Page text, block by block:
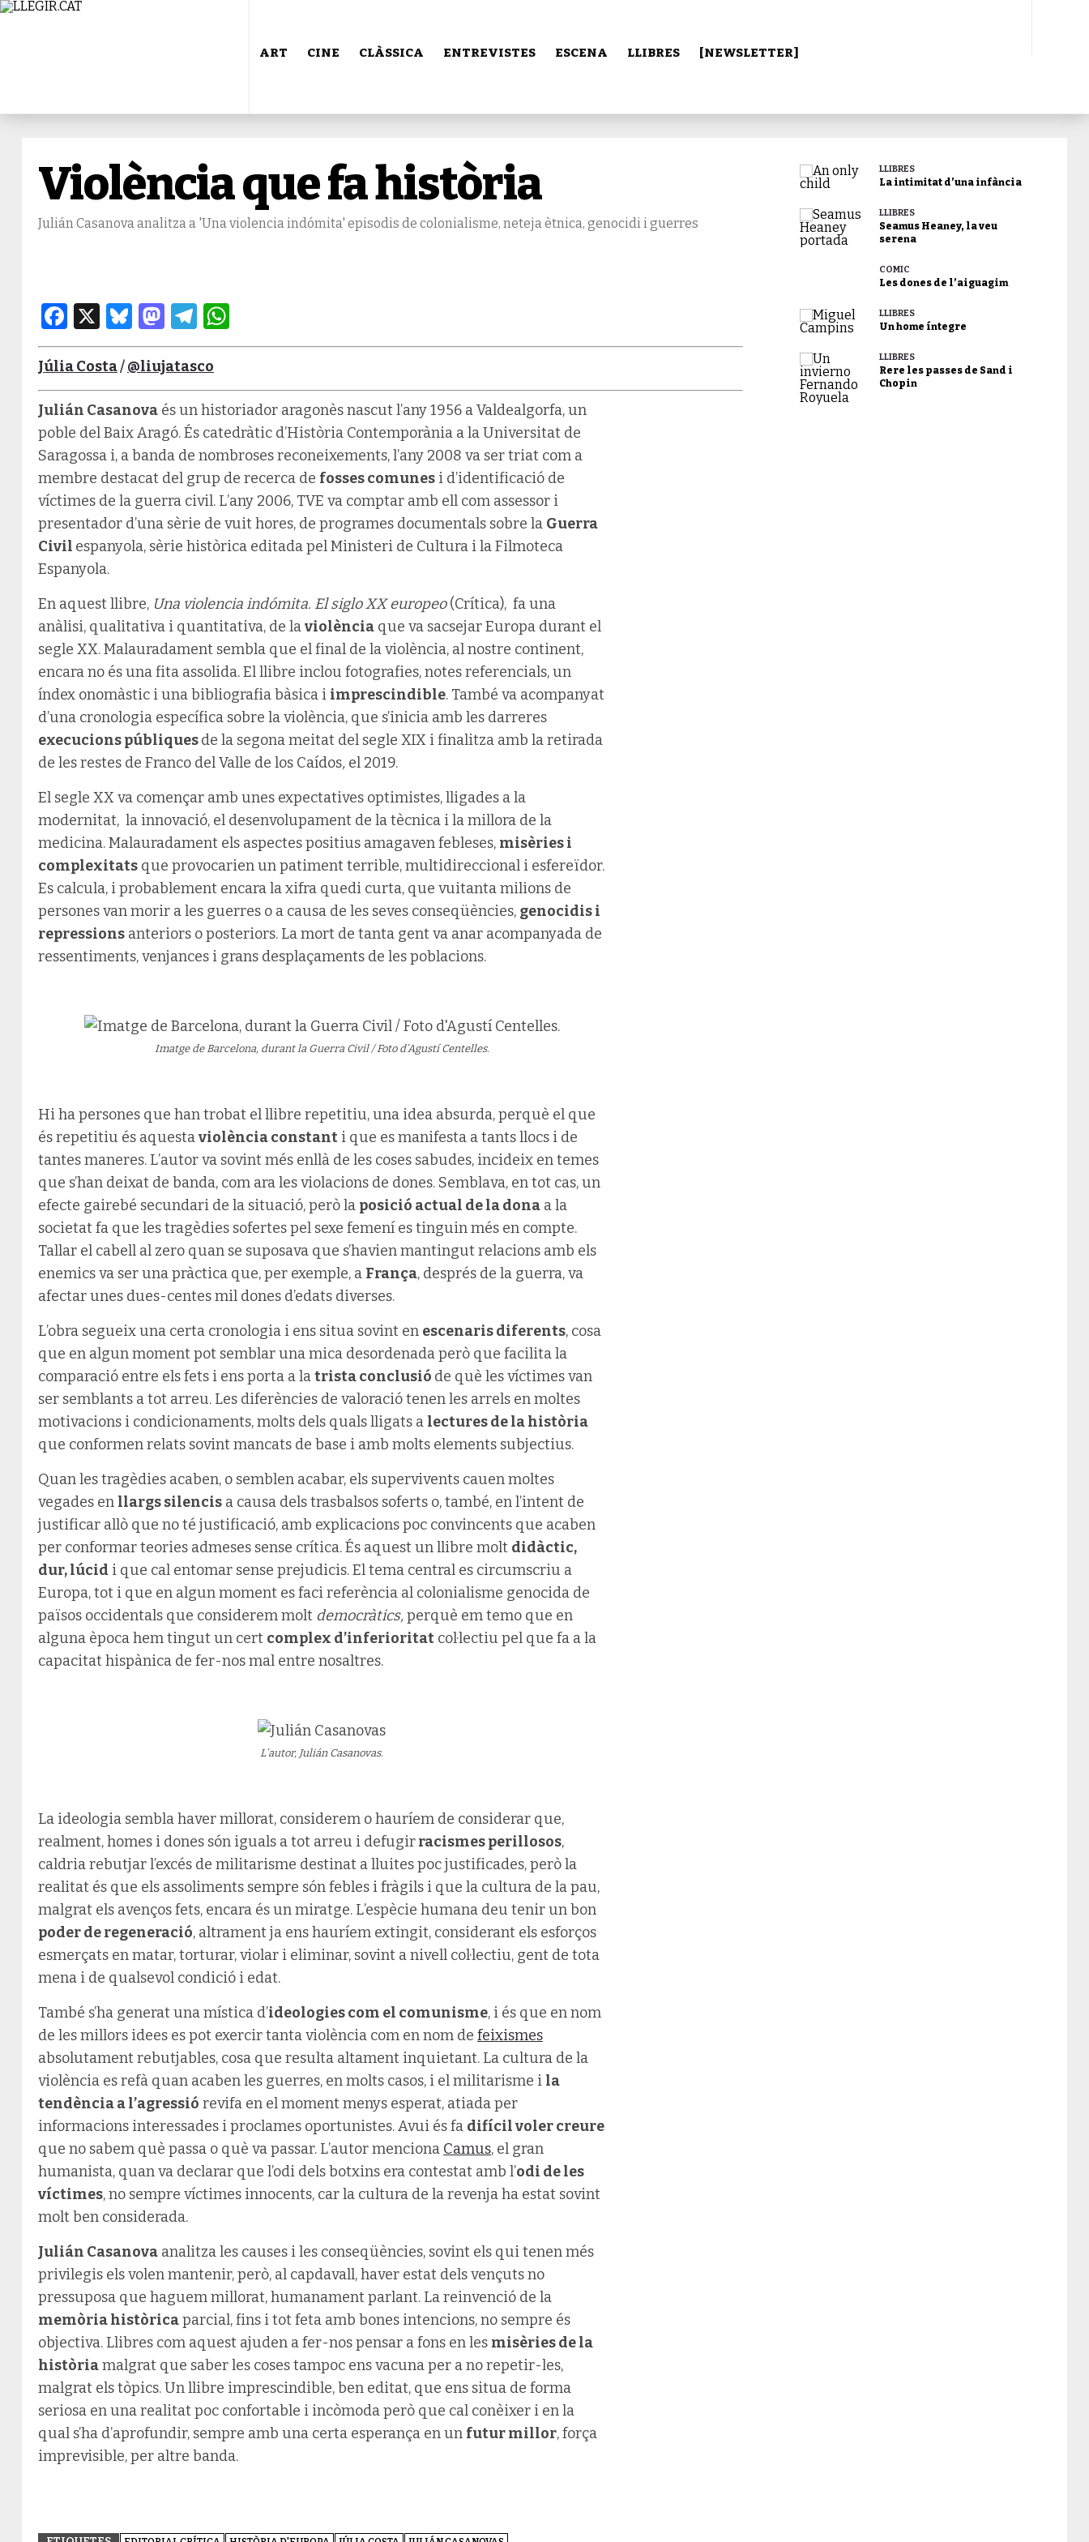
ART CINE CLÀSSICA ENTREVISTES ESCENA LLIBRES [NEWSLETTER]
Violència que fa història
Julián Casanova analitza a 'Una violencia indómita' episodis de colonialisme, neteja ètnica, genocidi i guerres
Facebook
X Bluesky
Mastodon
Telegram
Júlia Costa/@liujatasco
Julián Casanova és un historiador aragonès nascut l’any 1956 a Valdealgorfa, un
poble del Baix Aragó. És catedràtic d’Història Contemporània a la Universitat de
Saragossa i, a banda de nombroses reconeixements, l’any 2008 va ser triat com a
membre destacat del grup de recerca de fosses comunes i d’identificació de
víctimes de la guerra civil. L’any 2006, TVE va comptar amb ell com assessor i
presentador d’una sèrie de vuit hores, de programes documentals sobre la Guerra
Civil espanyola, sèrie històrica editada pel Ministeri de Cultura i la Filmoteca
Espanyola.
En aquest llibre, Una violencia indómita. El siglo XX europeo(Crítica), fa una
anàlisi, qualitativa i quantitativa, de laviolència que va sacsejar Europa durant el
segle XX. Malauradament sembla que el final de la violència, al nostre continent,
encara no és una fita assolida. El llibre inclou fotografies, notes referencials, un
índex onomàstic i una bibliografia bàsica i imprescindible. També va acompanyat
d’una cronologia específica sobre la violència, que s’inicia amb les darreres
execucions públiquesde la segona meitat del segle XIX i finalitza amb la retirada
de les restes de Franco del Valle de los Caídos, el 2019.
El segle XX va començar amb unes expectatives optimistes, lligades a la
modernitat, la innovació, el desenvolupament de la tècnica i la millora de la
medicina. Malauradament els aspectes positius amagaven febleses, misèries i
complexitats que provocarien un patiment terrible, multidireccional i esfereïdor.
Es calcula, i probablement encara la xifra quedi curta, que vuitanta milions de
persones van morir a les guerres o a causa de les seves conseqüències, genocidis i
repressions anteriors o posteriors. La mort de tanta gent va anar acompanyada de
ressentiments, venjances i grans desplaçaments de les poblacions.
Imatge de Barcelona, durant la Guerra Civil / Foto d’Agustí Centelles.
Hi ha persones que han trobat el llibre repetitiu, una idea absurda, perquè el que
és repetitiu és aquestaviolència constant i que es manifesta a tants llocs i de
tantes maneres. L’autor va sovint més enllà de les coses sabudes, incideix en temes
que s’han deixat de banda, com ara les violacions de dones. Semblava, en tot cas, un
efecte gairebé secundari de la situació, però la posició actual de la dona a la
societat fa que les tragèdies sofertes pel sexe femení es tinguin més en compte.
Tallar el cabell al zero quan se suposava que s’havien mantingut relacions amb els
enemics va ser una pràctica que, per exemple, a França, després de la guerra, va
afectar unes dues-centes mil dones d’edats diverses.
L’obra segueix una certa cronologia i ens situa sovint en escenaris diferents, cosa
que en algun moment pot semblar una mica desordenada però que facilita la
comparació entre els fets i ens porta a latrista conclusió de què les víctimes van
ser semblants a tot arreu. Les diferències de valoració tenen les arrels en moltes
motivacions i condicionaments, molts dels quals lligats a lectures de la història
que conformen relats sovint mancats de base i amb molts elements subjectius.
Quan les tragèdies acaben, o semblen acabar, els supervivents cauen moltes
vegades en llargs silencis a causa dels trasbalsos soferts o, també, en l’intent de
justificar allò que no té justificació, amb explicacions poc convincents que acaben
per conformar teories admeses sense crítica. És aquest un llibre molt didàctic,
dur, lúcid i que cal entomar sense prejudicis. El tema central es circumscriu a
Europa, tot i que en algun moment es faci referència al colonialisme genocida de
països occidentals que considerem molt democràtics,perquè em temo que en
alguna època hem tingut un cert complex d’inferioritat col·lectiu pel que fa a la
capacitat hispànica de fer-nos mal entre nosaltres.
L’autor, Julián Casanovas.
La ideologia sembla haver millorat, considerem o hauríem de considerar que,
realment, homes i dones són iguals a tot arreu i defugirracismes perillosos,
caldria rebutjar l’excés de militarisme destinat a lluites poc justificades, però la
realitat és que els assoliments sempre són febles i fràgils i que la cultura de la pau,
malgrat els avenços fets, encara és un miratge. L’espècie humana deu tenir un bon
poder de regeneració, altrament ja ens hauríem extingit, considerant els esforços
esmerçats en matar, torturar, violar i eliminar, sovint a nivell col·lectiu, gent de tota
mena i de qualsevol condició i edat.
També s’ha generat una mística d’ideologies com el comunisme, i és que en nom
de les millors idees es pot exercir tanta violència com en nom de feixismes
absolutament rebutjables, cosa que resulta altament inquietant. La cultura de la
violència es refà quan acaben les guerres, en molts casos, i el militarisme i la
tendència a l’agressió revifa en el moment menys esperat, atiada per
informacions interessades i proclames oportunistes. Avui és fa difícil voler creure
que no sabem què passa o què va passar. L’autor menciona Camus, el gran
humanista, quan va declarar que l’odi dels botxins era contestat amb l’odi de les
víctimes, no sempre víctimes innocents, car la cultura de la revenja ha estat sovint
molt ben considerada.
Julián Casanova analitza les causes i les conseqüències, sovint els qui tenen més
privilegis els volen mantenir, però, al capdavall, haver estat dels vençuts no
pressuposa que haguem millorat, humanament parlant. La reinvenció de la
memòria històricaparcial, fins i tot feta amb bones intencions, no sempre és
objectiva. Llibres com aquest ajuden a fer-nos pensar a fons en les misèries de la
històriamalgrat que saber les coses tampoc ens vacuna per a no repetir-les,
malgrat els tòpics. Un llibre imprescindible, ben editat, que ens situa de forma
seriosa en una realitat poc confortable i incòmoda però que cal conèixer i en la
qual s’ha d’aprofundir, sempre amb una certa esperança en un futur millor, força
imprevisible, per altre banda.
LLIBRES
La intimitat d’una infància
LLIBRES
Seamus Heaney, la veu
serena
CÒMIC
Les dones de l’aiguagim
LLIBRES
Un home íntegre
LLIBRES
Rere les passes de Sand i
Chopin